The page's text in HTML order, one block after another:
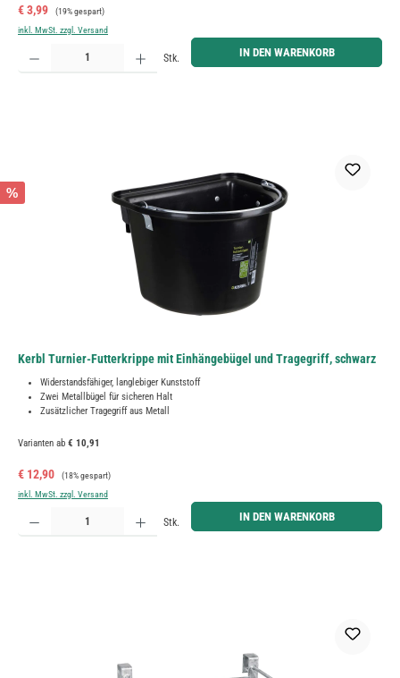
Verkaufspreis:
€ 3,99 Regulärer Preis:
(19% gespart)
inkl. MwSt. zzgl. Versand
Produkt Anzahl: Gib den gewünschten Wert ein oder benutze die Schaltflächen um die Anzahl zu
Stk. IN DEN WARENKORB
%
Kerbl Turnier-Futterkrippe mit Einhängebügel und Tragegriff, schwarz
Widerstandsfähiger, langlebiger Kunststoff
Zwei Metallbügel für sicheren Halt
Zusätzlicher Tragegriff aus Metall
Varianten ab € 10,91
Verkaufspreis:
€ 12,90 Regulärer Preis:
(18% gespart)
inkl. MwSt. zzgl. Versand
Produkt Anzahl: Gib den gewünschten Wert ein oder benutze die Schaltflächen um die Anzahl zu
Stk. IN DEN WARENKORB